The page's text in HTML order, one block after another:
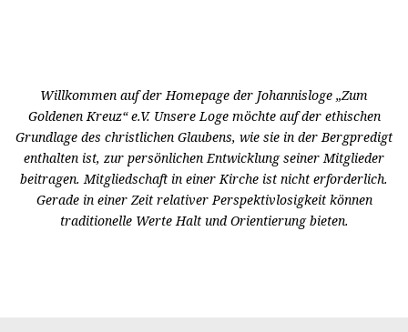
Willkommen auf der Homepage der Johannisloge „Zum
Goldenen Kreuz“ e.V. Unsere Loge möchte auf der ethischen
Grundlage des christlichen Glaubens, wie sie in der Bergpredigt
enthalten ist, zur persönlichen Entwicklung seiner Mitglieder
beitragen. Mitgliedschaft in einer Kirche ist nicht erforderlich.
Gerade in einer Zeit relativer Perspektivlosigkeit können
traditionelle Werte Halt und Orientierung bieten.